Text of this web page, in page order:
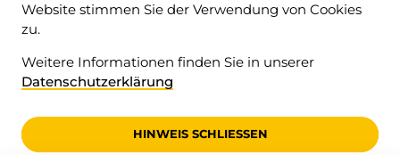
© 2026 • Valrando
impressum
Website stimmen Sie der Verwendung von Cookies
zu.
Weitere Informationen finden Sie in unserer
Datenschutzerklärung
HINWEIS SCHLIESSEN